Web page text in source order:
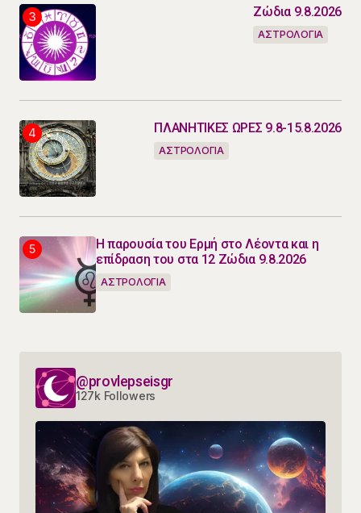
Ζώδια 9.8.2026
ΑΣΤΡΟΛΟΓΙΑ
ΠΛΑΝΗΤΙΚΕΣ ΩΡΕΣ 9.8-15.8.2026
ΑΣΤΡΟΛΟΓΙΑ
Η παρουσία του Ερμή στο Λέοντα και η
επίδραση του στα 12 Ζώδια 9.8.2026
ΑΣΤΡΟΛΟΓΙΑ
@provlepseisgr
127k Followers